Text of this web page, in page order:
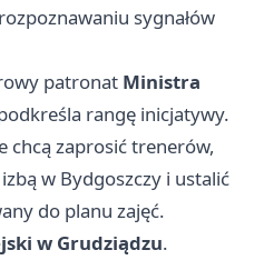
sygnałów
patronat Ministra
rangę inicjatywy.
chcą zaprosić trenerów,
w Bydgoszczy i ustalić
do planu zajęć.
w Grudziądzu.